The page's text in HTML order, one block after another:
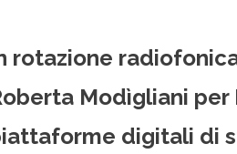
rotazione
Modìgliani per
digitali di